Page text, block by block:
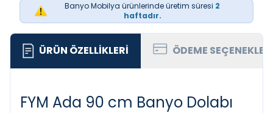
Banyo Mobilya ürünlerinde üretim süresi 2
haftadır.
ÜRÜN ÖZELLIKLERI ÖDEME
FYM Ada 90 cm Banyo Dolabı